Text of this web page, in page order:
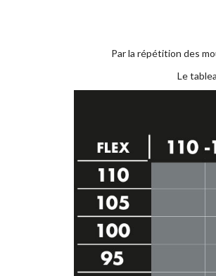
Par la répétition des
Le